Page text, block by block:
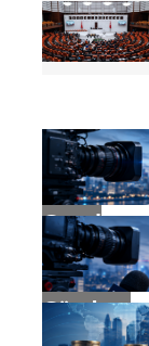
Genel
Gündem